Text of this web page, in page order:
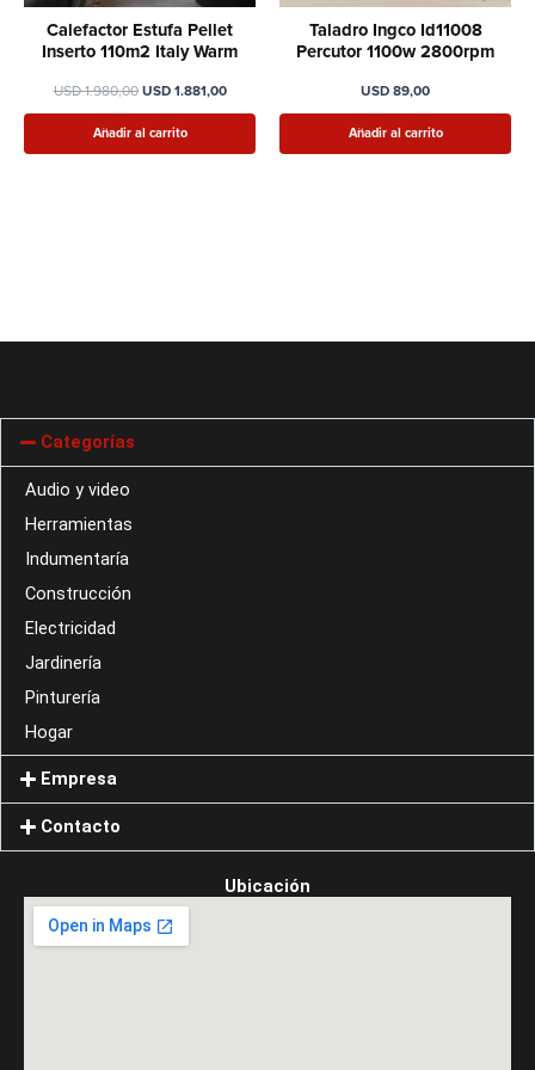
Calefactor Estufa Pellet
Inserto 110m2 Italy Warm
USD1.980,00 USD1.881,00
Añadir al carrito
Taladro Ingco Id11008
Percutor 1100w 2800rpm
USD 89,00
Añadir al carrito
Categorías
Audio y video
Herramientas
Indumentaría
Construcción
Electricidad
Jardinería
Pinturería
Hogar
Empresa
Contacto
Ubicación